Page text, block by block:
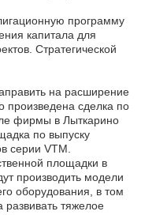
программу
капитала для
Стратегической
на расширение
произведена сделка по
фирмы в Лыткарино
по выпуску
серии VTM.
площадки в
производить модели
оборудования, в том
тяжелое